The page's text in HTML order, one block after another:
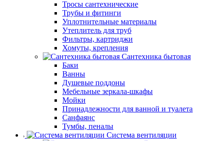
Тросы сантехнические
Трубы и фитинги
Уплотнительные материалы
Утеплитель для труб
Фильтры, картриджи
Хомуты, крепления
Сантехника бытовая
Баки
Ванны
Душевые поддоны
Мебельные зеркала-шкафы
Мойки
Принадлежности для ванной и туалета
Санфаянс
Тумбы, пеналы
Система вентиляции